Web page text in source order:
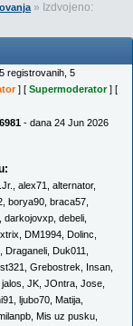
» Izdvojeno:
registrovanih, 5
] [ Supermoderator] [
- dana 24 Jun 2026
alex71 alternator,
borya90 braca57
darkojovxp debeli
DM1994 Dolinc
Draganeli Duk011
Grebostrek Insan
jalos JK JOntra Jose
ljubo70 Matija
Mis uz pusku